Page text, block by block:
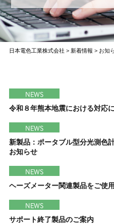
日本電色工業株式会社 > 新着情報 > お知
NEWS
令和８年熊本地震における対応
NEWS
新製品：ポータブル型分光測色
お知らせ
NEWS
ヘーズメーター関連製品をご使
NEWS
サポート終了製品のご案内